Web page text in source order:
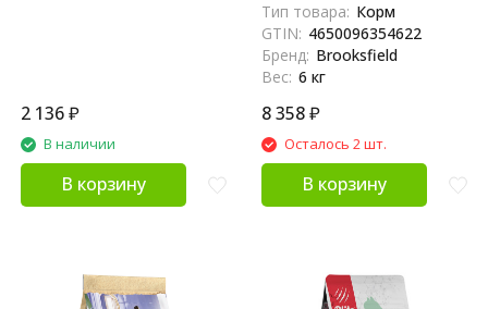
2 136₽
В наличии
В корзину
кошек с индейкой и рисом - 6
кг
Тип товара: Корм
GTIN: 4650096354622
Бренд: Brooksfield
Вес: 6 кг
8 358₽
Осталось 2 шт.
В корзину